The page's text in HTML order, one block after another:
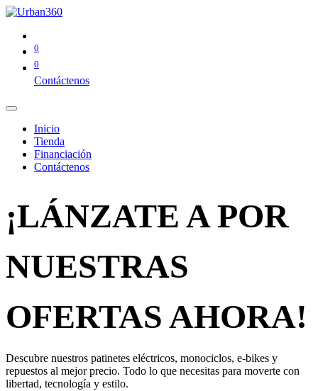
0
0
Contáctenos
Inicio
Tienda
Financiación
Contáctenos
¡LÁNZATE A POR
NUESTRAS
OFERTAS AHORA!
Descubre nuestros patinetes eléctricos, monociclos, e-bikes y
repuestos al mejor precio. Todo lo que necesitas para moverte con
libertad, tecnología y estilo.